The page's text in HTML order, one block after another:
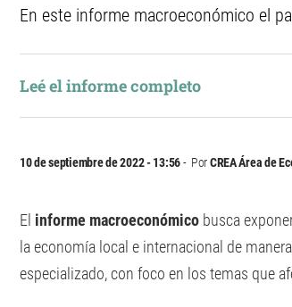
En este informe macroeconómico el
Leé el informe completo
10 de septiembre de 2022 - 13:56 PorCREA Área de
El informe macroeconómico busca
la economía local e internacional de
especializado, con foco en los temas que